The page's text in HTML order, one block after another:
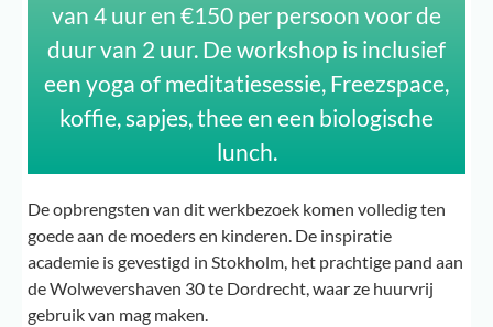
van 4 uur en €150 per persoon voor de
duur van 2 uur. De workshop is inclusief
een yoga of meditatiesessie, Freezspace,
koffie, sapjes, thee en een biologische
lunch.
De opbrengsten van dit werkbezoek komen volledig ten
goede aan de moeders en kinderen. De inspiratie
academie is gevestigd in Stokholm, het prachtige pand aan
de Wolwevershaven 30 te Dordrecht, waar ze huurvrij
gebruik van mag maken.